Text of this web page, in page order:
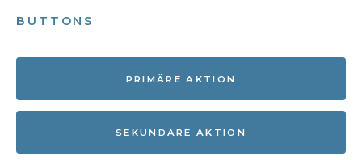
BUTTONS
PRIMÄRE AKTION
SEKUNDÄRE AKTION